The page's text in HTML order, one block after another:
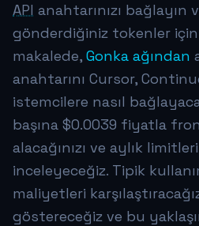
API anahtarınızı bağlayın
gönderdiğiniz tokenler için
makalede, Gonka ağından
anahtarını Cursor,
istemcilere nasıl
başına $0.0039 fiyatla
alacağınızı ve aylık
inceleyeceğiz. Tipik
maliyetleri
göstereceğiz ve bu